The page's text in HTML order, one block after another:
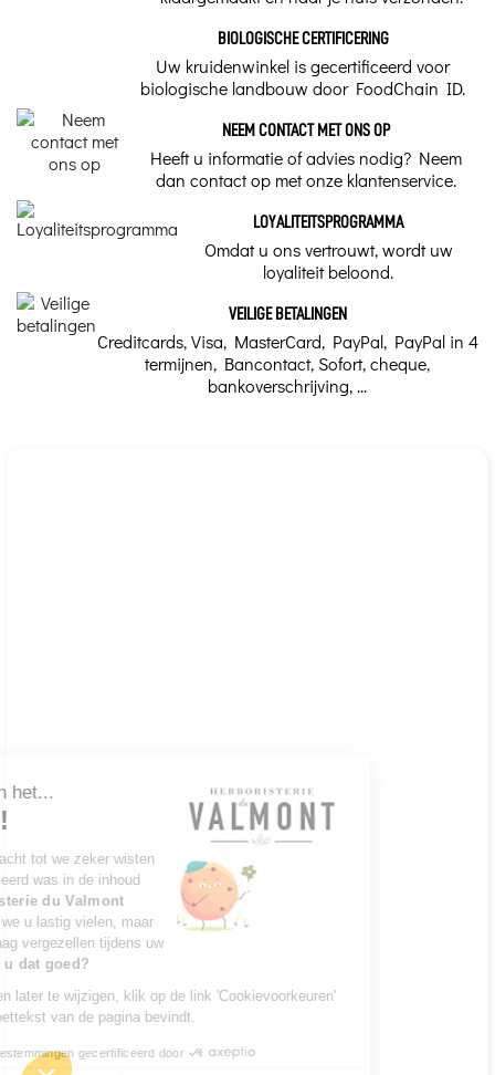
Hallo, wij zijn het...
We hebben gewacht tot we zeker wisten
dat u geïnteresseerd was in de inhoud
van deHerboristerie du Valmont
website voordat we u lastig vielen, maar
we zouden u graag vergezellen tijdens uw
bezoek...Vindt u dat goed?
Om je voorkeuren later te wijzigen, klik op de link 'Cookievoorkeuren'
die zich in de voettekst van de pagina bevindt.
Toestemmingen gecertificeerd door
BIOLOGISCHE CERTIFICERING
Uw kruidenwinkel is gecertificeerd voor
biologische landbouw door FoodChain ID.
NEEM CONTACT MET ONS OP
Heeft u informatie of advies nodig? Neem
dan contact op met onze klantenservice.
LOYALITEITSPROGRAMMA
Omdat u ons vertrouwt, wordt uw
loyaliteit beloond.
VEILIGE BETALINGEN
Creditcards, Visa, MasterCard, PayPal, PayPal in 4
termijnen, Bancontact, Sofort, cheque,
bankoverschrijving, ...